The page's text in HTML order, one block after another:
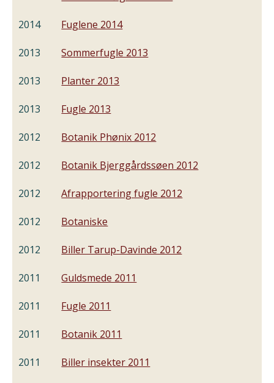
2014 Fuglene 2014
2013 Sommerfugle 2013
2013 Planter 2013
2013 Fugle 2013
2012 Botanik Phønix 2012
2012 Botanik Bjerggårdssøen 2012
2012 Afrapportering fugle 2012
2012 Botaniske
2012 Biller Tarup-Davinde 2012
2011 Guldsmede 2011
2011 Fugle 2011
2011 Botanik 2011
2011 Biller insekter 2011